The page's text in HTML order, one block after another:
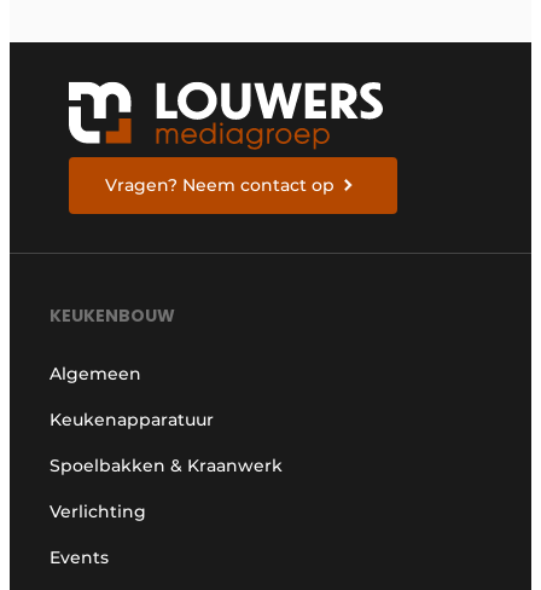
Vragen? Neem contact op
KEUKENBOUW
Algemeen
Keukenapparatuur
Spoelbakken & Kraanwerk
Verlichting
Events